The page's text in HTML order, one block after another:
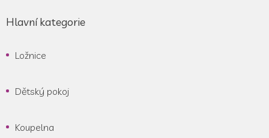
Hlavní kategorie
Ložnice
Dětský pokoj
Koupelna